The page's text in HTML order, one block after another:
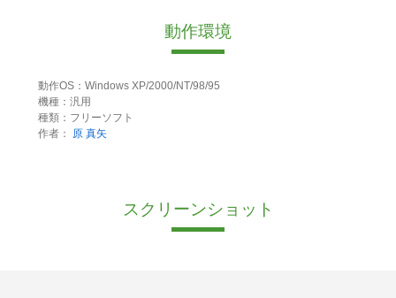
動作環境
動作OS：Windows XP/2000/NT/98/95
機種：汎用
種類：フリーソフト
作者：
原 真矢
スクリーンショット